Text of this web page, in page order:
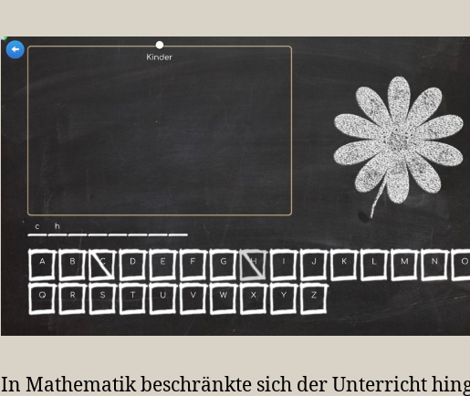
In Mathematik beschränkte sich der Unterricht